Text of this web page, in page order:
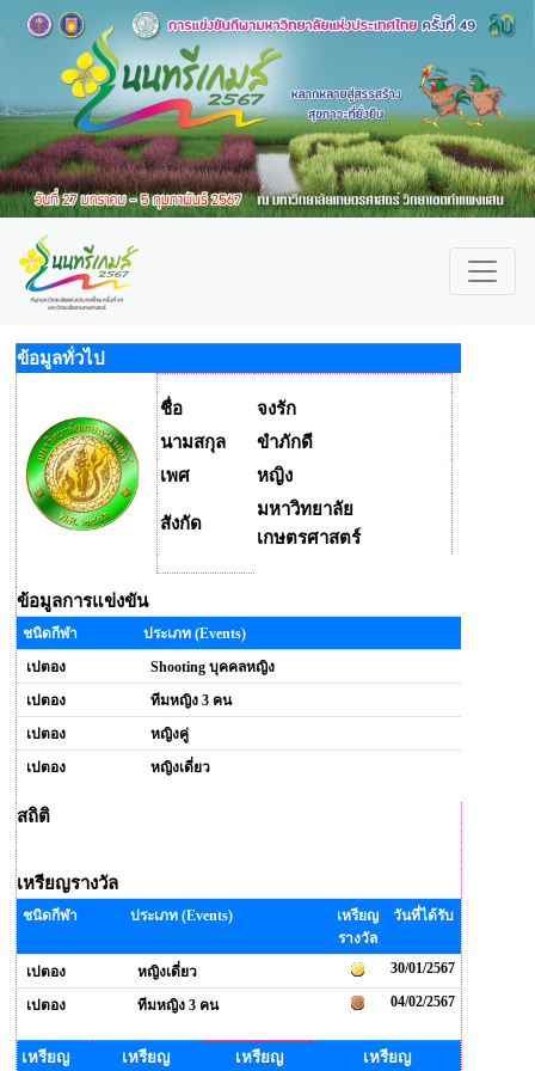
ข้อมูลทั่วไป
ชื่อ
จงรัก
นามสกุล
ขำภักดี
เพศ
หญิง
สังกัด
มหาวิทยาลัย
เกษตรศาสตร์
ข้อมูลการแข่งขัน
ชนิดกีฬา
ประเภท (Events)
เปตอง
Shooting บุคคลหญิง
เปตอง
ทีมหญิง 3 คน
เปตอง
หญิงคู่
เปตอง
หญิงเดี่ยว
สถิติ
เหรียญรางวัล
ชนิดกีฬา ประเภท (Events)
เหรียญ
รางวัล
วันที่ได้รับ
เปตอง หญิงเดี่ยว 30/01/2567
เปตอง ทีมหญิง 3 คน 04/02/2567
เหรียญ เหรียญ เหรียญ เหรียญ